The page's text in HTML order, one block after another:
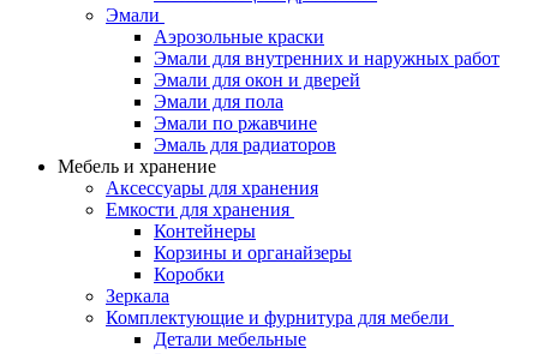
Эмали
Аэрозольные краски
Эмали для внутренних и наружных работ
Эмали для окон и дверей
Эмали для пола
Эмали по ржавчине
Эмаль для радиаторов
Мебель и хранение
Аксессуары для хранения
Емкости для хранения
Контейнеры
Корзины и органайзеры
Коробки
Зеркала
Комплектующие и фурнитура для мебели
Детали мебельные